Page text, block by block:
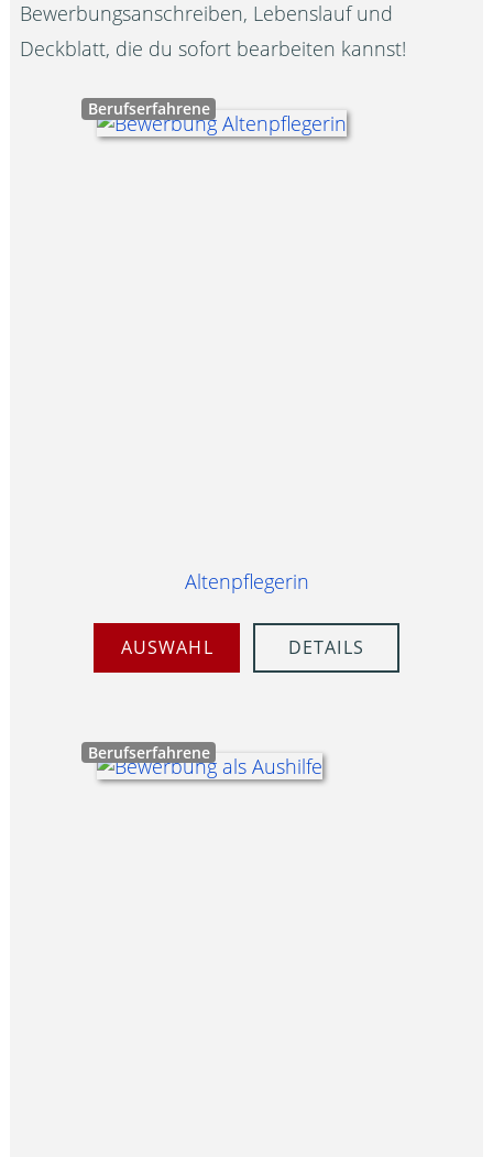
Bewerbungsanschreiben, Lebenslauf und
Deckblatt, die du sofort bearbeiten kannst!
Berufserfahrene
Altenpflegerin
AUSWAHL DETAILS
Berufserfahrene